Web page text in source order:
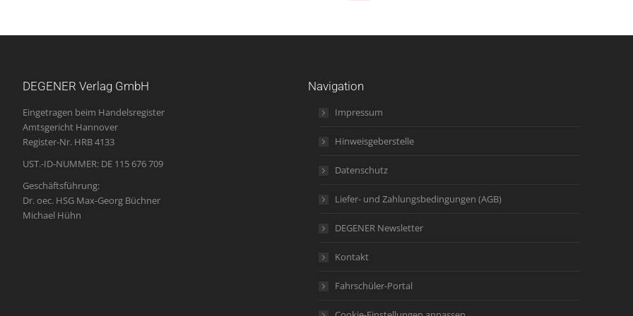
DEGENER Verlag GmbH
Eingetragen beim Handelsregister
Amtsgericht Hannover
Register-Nr. HRB 4133
UST.-ID-NUMMER: DE 115 676 709
Geschäftsführung:
Dr. oec. HSG Max-Georg Büchner
Michael Hühn
Navigation
Impressum
Hinweisgeberstelle
Datenschutz
Liefer- und Zahlungsbedingungen (AGB)
DEGENER Newsletter
Kontakt
Fahrschüler-Portal